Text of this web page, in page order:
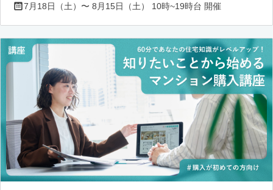
7月18日（土）〜 8月15日（土） 10時~19時台 開催